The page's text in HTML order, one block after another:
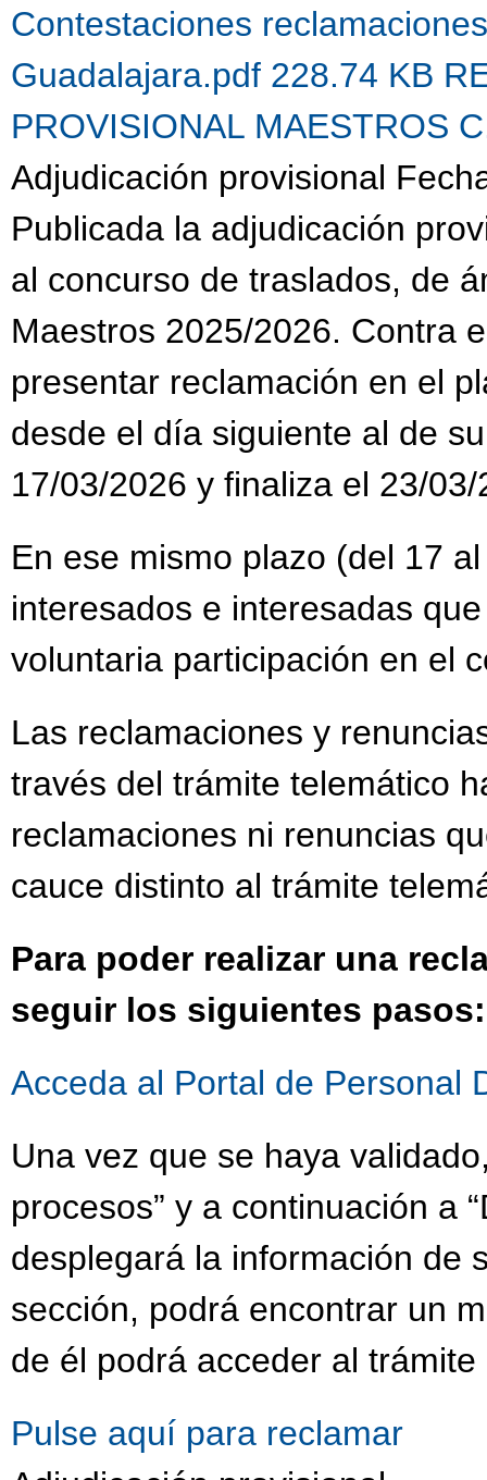
Contestaciones
Guadalajara.pdf 228.74 KB
PROVISIONAL MAESTROS
Adjudicación provisional
Publicada la adjudicación
al concurso de traslados, de
Maestros 2025/2026. Contra
presentar reclamación en el
desde el día siguiente al de
17/03/2026 y finaliza el 23/
En ese mismo plazo (del 17
interesados e interesadas
voluntaria participación en el
Las reclamaciones y
través del trámite telemático
reclamaciones ni renuncias
cauce distinto al trámite
Para poder realizar una
seguir los siguientes pasos:
Acceda al Portal de Personal
Una vez que se haya
procesos” y a continuación a
desplegará la información de
sección, podrá encontrar un
de él podrá acceder al
Pulse aquí para reclamar